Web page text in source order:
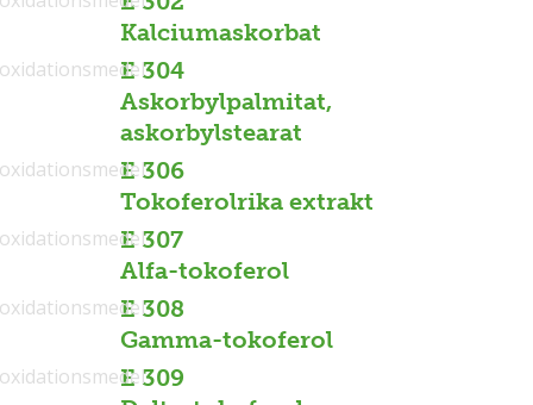
Kalciumaskorbat
E 304
Askorbylpalmitat,
askorbylstearat
E 306
Tokoferolrika extrakt
E 307
Alfa-tokoferol
E 308
Gamma-tokoferol
E 309